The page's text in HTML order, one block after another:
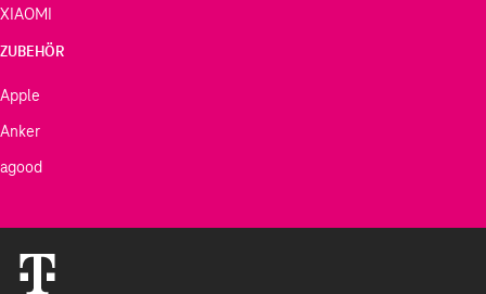
XIAOMI
ZUBEHÖR
Apple
Anker
agood